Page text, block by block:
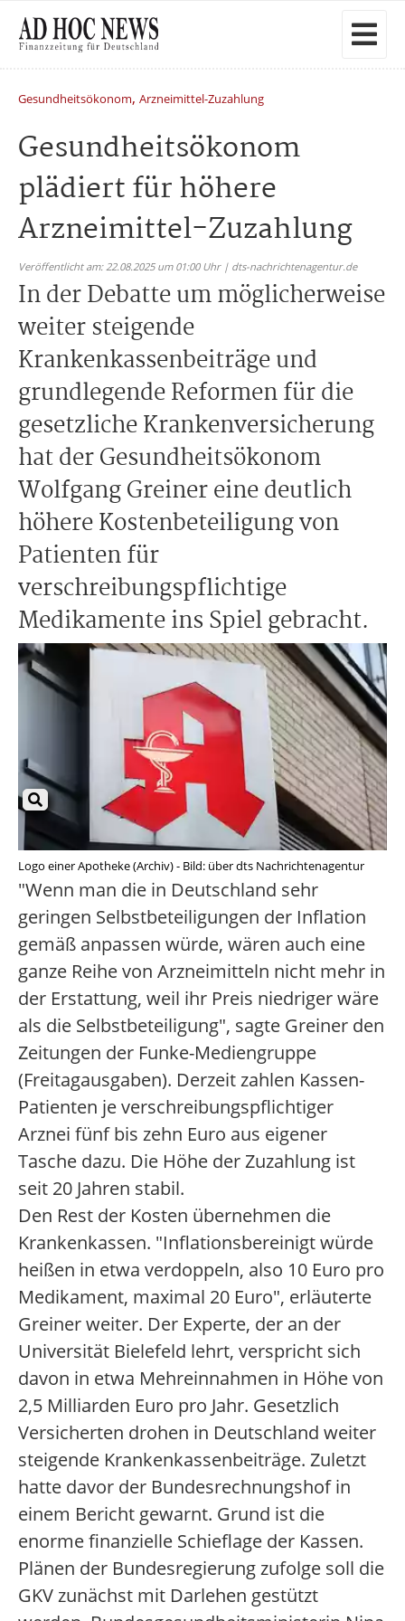
Gesundheitsökonom, Arzneimittel-Zuzahlung
Gesundheitsökonom
plädiert für höhere
Arzneimittel-Zuzahlung
Veröffentlicht am: 22.08.2025 um 01:00 Uhr | dts-nachrichtenagentur.de
In der Debatte um möglicherweise
weiter steigende
Krankenkassenbeiträge und
grundlegende Reformen für die
gesetzliche Krankenversicherung
hat der Gesundheitsökonom
Wolfgang Greiner eine deutlich
höhere Kostenbeteiligung von
Patienten für
verschreibungspflichtige
Medikamente ins Spiel gebracht.
Logo einer Apotheke (Archiv) - Bild: über dts Nachrichtenagentur
"Wenn man die in Deutschland sehr
geringen Selbstbeteiligungen der Inflation
gemäß anpassen würde, wären auch eine
ganze Reihe von Arzneimitteln nicht mehr in
der Erstattung, weil ihr Preis niedriger wäre
als die Selbstbeteiligung", sagte Greiner den
Zeitungen der Funke-Mediengruppe
(Freitagausgaben). Derzeit zahlen Kassen-
Patienten je verschreibungspflichtiger
Arznei fünf bis zehn Euro aus eigener
Tasche dazu. Die Höhe der Zuzahlung ist
seit 20 Jahren stabil.
Den Rest der Kosten übernehmen die
Krankenkassen. "Inflationsbereinigt würde
heißen in etwa verdoppeln, also 10 Euro pro
Medikament, maximal 20 Euro", erläuterte
Greiner weiter. Der Experte, der an der
Universität Bielefeld lehrt, verspricht sich
davon in etwa Mehreinnahmen in Höhe von
2,5 Milliarden Euro pro Jahr. Gesetzlich
Versicherten drohen in Deutschland weiter
steigende Krankenkassenbeiträge. Zuletzt
hatte davor der Bundesrechnungshof in
einem Bericht gewarnt. Grund ist die
enorme finanzielle Schieflage der Kassen.
Plänen der Bundesregierung zufolge soll die
GKV zunächst mit Darlehen gestützt